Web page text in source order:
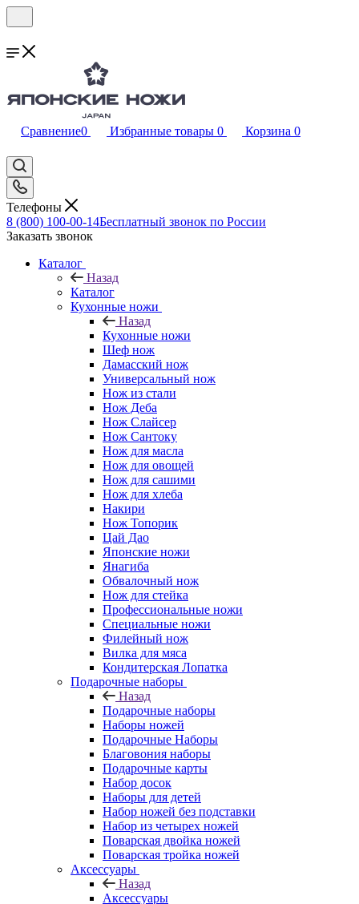
Сравнение0 Избранные товары 0 Корзина 0
Телефоны
8 (800) 100-00-14Бесплатный звонок по России
Заказать звонок
Каталог
Назад
Каталог
Кухонные ножи
Назад
Кухонные ножи
Шеф нож
Дамасский нож
Универсальный нож
Нож из стали
Нож Деба
Нож Слайсер
Нож Сантоку
Нож для масла
Нож для овощей
Нож для сашими
Нож для хлеба
Накири
Нож Топорик
Цай Дао
Японские ножи
Янагиба
Обвалочный нож
Нож для стейка
Профессиональные ножи
Специальные ножи
Филейный нож
Вилка для мяса
Кондитерская Лопатка
Подарочные наборы
Назад
Подарочные наборы
Наборы ножей
Подарочные Наборы
Благовония наборы
Подарочные карты
Набор досок
Наборы для детей
Набор ножей без подставки
Набор из четырех ножей
Поварская двойка ножей
Поварская тройка ножей
Аксессуары
Назад
Аксессуары